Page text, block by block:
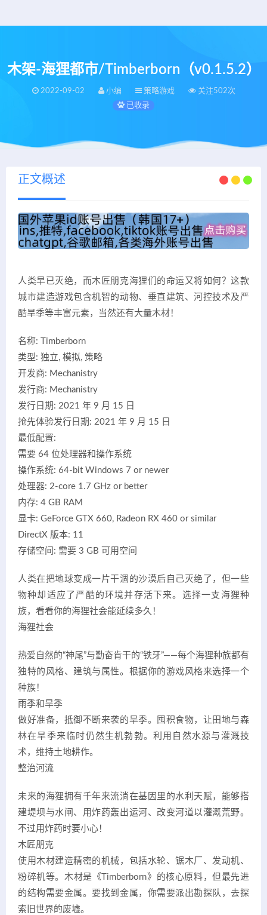
木架-海狸都市/Timberborn（v0.1.5.2）
2022-09-02 小编 策略游戏
关注502次
已收录
正文概述
人类早已灭绝，而木匠朋克海狸们的命运又将如何？这款
城市建造游戏包含机智的动物、垂直建筑、河控技术及严
酷旱季等丰富元素，当然还有大量木材！
名称: Timberborn
类型: 独立, 模拟, 策略
开发商: Mechanistry
发行商: Mechanistry
发行日期: 2021 年 9 月 15 日
抢先体验发行日期: 2021 年 9 月 15 日
最低配置:
需要 64 位处理器和操作系统
操作系统: 64-bit Windows 7 or newer
处理器: 2-core 1.7 GHz or better
内存: 4 GB RAM
显卡: GeForce GTX 660, Radeon RX 460 or similar
DirectX 版本: 11
存储空间: 需要 3 GB 可用空间
人类在把地球变成一片干涸的沙漠后自己灭绝了，但一些
物种却适应了严酷的环境并存活下来。选择一支海狸种
族，看看你的海狸社会能延续多久！
海狸社会
热爱自然的“神尾”与勤奋肯干的“铁牙”——每个海狸种族都有
独特的风格、建筑与属性。根据你的游戏风格来选择一个
种族！
雨季和旱季
做好准备，抵御不断来袭的旱季。囤积食物，让田地与森
林在旱季来临时仍然生机勃勃。利用自然水源与灌溉技
术，维持土地耕作。
整治河流
未来的海狸拥有千年来流淌在基因里的水利天赋，能够搭
建堤坝与水闸、用炸药轰出运河、改变河道以灌溉荒野。
不过用炸药时要小心！
木匠朋克
使用木材建造精密的机械，包括水轮、锯木厂、发动机、
粉碎机等。木材是《Timberborn》的核心原料，但最先进
的结构需要金属。要找到金属，你需要派出勘探队，去探
索旧世界的废墟。